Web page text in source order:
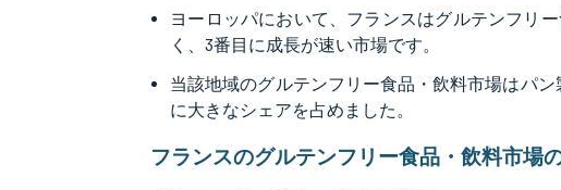
ヨーロッパにおいて、フランスはグルテンフリ
く、3番目に成長が速い市場です。
当該地域のグルテンフリー食品・飲料市場はパ
に大きなシェアを占めました。
フランスのグルテンフリー食品・飲料市場